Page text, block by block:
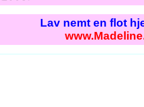
Lav nemt en flot